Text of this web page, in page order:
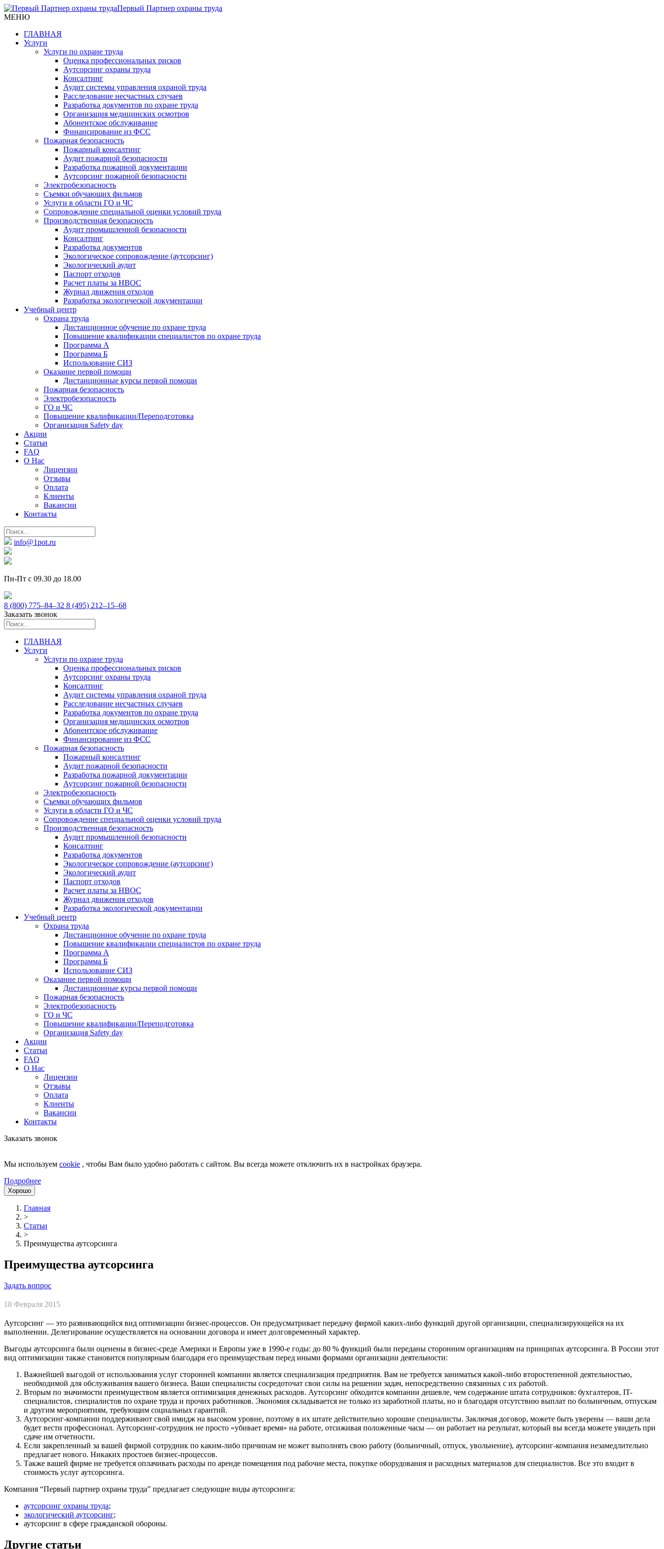
Первый Партнер охраны труда
МЕНЮ
ГЛАВНАЯ
Услуги
Услуги по охране труда
Оценка профессиональных рисков
Аутсорсинг охраны труда
Консалтинг
Аудит системы управления охраной труда
Расследование несчастных случаев
Разработка документов по охране труда
Организация медицинских осмотров
Абонентское обслуживание
Финансирование из ФСС
Пожарная безопасность
Пожарный консалтинг
Аудит пожарной безопасности
Разработка пожарной документации
Аутсорсинг пожарной безопасности
Электробезопасность
Съемки обучающих фильмов
Услуги в области ГО и ЧС
Сопровождение специальной оценки условий труда
Производственная безопасность
Аудит промышленной безопасности
Консалтинг
Разработка документов
Экологическое сопровождение (аутсорсинг)
Экологический аудит
Паспорт отходов
Расчет платы за НВОС
Журнал движения отходов
Разработка экологической документации
Учебный центр
Охрана труда
Дистанционное обучение по охране труда
Повышение квалификации специалистов по охране труда
Программа А
Программа Б
Использование СИЗ
Оказание первой помощи
Дистанционные курсы первой помощи
Пожарная безопасность
Электробезопасность
ГО и ЧС
Повышение квалификации/Переподготовка
Организация Safety day
Акции
Статьи
FAQ
О Нас
Лицензии
Отзывы
Оплата
Клиенты
Вакансии
Контакты
info@1pot.ru
Пн-Пт с 09.30 до 18.00
8 (800) 775–84–32 8 (495) 212–15–68
Заказать звонок
ГЛАВНАЯ
Услуги
Услуги по охране труда
Оценка профессиональных рисков
Аутсорсинг охраны труда
Консалтинг
Аудит системы управления охраной труда
Расследование несчастных случаев
Разработка документов по охране труда
Организация медицинских осмотров
Абонентское обслуживание
Финансирование из ФСС
Пожарная безопасность
Пожарный консалтинг
Аудит пожарной безопасности
Разработка пожарной документации
Аутсорсинг пожарной безопасности
Электробезопасность
Съемки обучающих фильмов
Услуги в области ГО и ЧС
Сопровождение специальной оценки условий труда
Производственная безопасность
Аудит промышленной безопасности
Консалтинг
Разработка документов
Экологическое сопровождение (аутсорсинг)
Экологический аудит
Паспорт отходов
Расчет платы за НВОС
Журнал движения отходов
Разработка экологической документации
Учебный центр
Охрана труда
Дистанционное обучение по охране труда
Повышение квалификации специалистов по охране труда
Программа А
Программа Б
Использование СИЗ
Оказание первой помощи
Дистанционные курсы первой помощи
Пожарная безопасность
Электробезопасность
ГО и ЧС
Повышение квалификации/Переподготовка
Организация Safety day
Акции
Статьи
FAQ
О Нас
Лицензии
Отзывы
Оплата
Клиенты
Вакансии
Контакты
Заказать звонок
Мы используем cookie , чтобы Вам было удобно работать с сайтом. Вы всегда можете отключить их в настройках браузера.
Подробнее
Хорошо
Главная
>
Статьи
>
Преимущества аутсорсинга
Преимущества аутсорсинга
Задать вопрос
18 Февраля 2015
Аутсорсинг — это развивающийся вид оптимизации бизнес-процессов. Он предусматривает передачу фирмой каких-либо функций другой организации, специализирующейся на их
выполнении. Делегирование осуществляется на основании договора и имеет долговременный характер.
Выгоды аутсорсинга были оценены в бизнес-среде Америки и Европы уже в 1990-е годы: до 80 % функций были переданы сторонним организациям на принципах аутсорсинга. В России этот
вид оптимизации также становится популярным благодаря его преимуществам перед иными формами организации деятельности:
Важнейшей выгодой от использования услуг сторонней компании является специализация предприятия. Вам не требуется заниматься какой-либо второстепенной деятельностью,
необходимой для обслуживания вашего бизнеса. Ваши специалисты сосредоточат свои силы на решении задач, непосредственно связанных с их работой.
Вторым по значимости преимуществом является оптимизация денежных расходов. Аутсорсинг обходится компании дешевле, чем содержание штата сотрудников: бухгалтеров, IT-
специалистов, специалистов по охране труда и прочих работников. Экономия складывается не только из заработной платы, но и благодаря отсутствию выплат по больничным, отпускам
и другим мероприятиям, требующим социальных гарантий.
Аутсорсинг-компании поддерживают свой имидж на высоком уровне, поэтому в их штате действительно хорошие специалисты. Заключая договор, можете быть уверены — ваши дела
будет вести профессионал. Аутсорсинг-сотрудник не просто «убивает время» на работе, отсиживая положенные часы — он работает на результат, который вы всегда можете увидеть при
сдаче им отчетности.
Если закрепленный за вашей фирмой сотрудник по каким-либо причинам не может выполнять свою работу (больничный, отпуск, увольнение), аутсорсинг-компания незамедлительно
предлагает нового. Никаких простоев бизнес-процессов.
Также вашей фирме не требуется оплачивать расходы по аренде помещения под рабочие места, покупке оборудования и расходных материалов для специалистов. Все это входит в
стоимость услуг аутсорсинга.
Компания “Первый партнер охраны труда” предлагает следующие виды аутсорсинга:
аутсорсинг охраны труда;
экологический аутсорсинг;
аутсорсинг в сфере гражданской обороны.
Другие статьи